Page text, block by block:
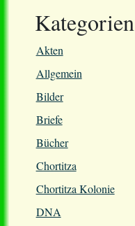
Kategorien
Akten
Allgemein
Bilder
Briefe
Bücher
Chortitza
Chortitza Kolonie
DNA